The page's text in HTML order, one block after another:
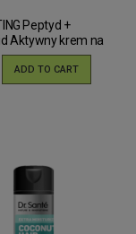
Peptyd +
Aktywny krem na
50 ml
ADD TO CART